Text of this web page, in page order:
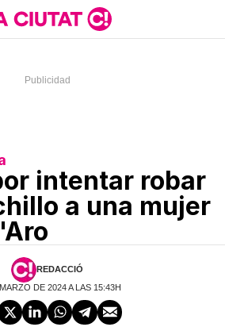
intentar robar
a una mujer
REDACCIÓ
DE 2024 A LAS 15:43H